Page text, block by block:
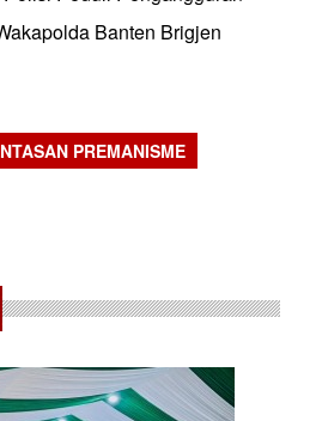
Banten Brigjen
PREMANISME